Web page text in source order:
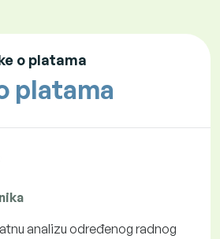
o platama
platama
analizu određenog radnog